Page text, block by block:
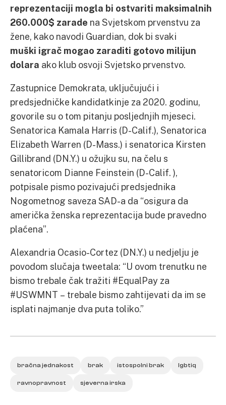
reprezentaciji mogla bi ostvariti maksimalnih
260.000$ zarade na Svjetskom prvenstvu za
žene, kako navodi Guardian, dok bi svaki
muški igrač mogao zaraditi gotovo milijun
dolara ako klub osvoji Svjetsko prvenstvo.
Zastupnice Demokrata, uključujući i
predsjedničke kandidatkinje za 2020. godinu,
govorile su o tom pitanju posljednjih mjeseci.
Senatorica Kamala Harris (D-Calif.), Senatorica
Elizabeth Warren (D-Mass.) i senatorica Kirsten
Gillibrand (DN.Y.) u ožujku su, na čelu s
senatoricom Dianne Feinstein (D-Calif. ),
potpisale pismo pozivajući predsjednika
Nogometnog saveza SAD-a da “osigura da
američka ženska reprezentacija bude pravedno
plaćena”.
Alexandria Ocasio-Cortez (DN.Y.) u nedjelju je
povodom slučaja tweetala: “U ovom trenutku ne
bismo trebale čak tražiti #EqualPay za
#USWMNT – trebale bismo zahtijevati da im se
isplati najmanje dva puta toliko.”
bračna jednakost brak istospolni brak lgbtiq
ravnopravnost sjeverna irska